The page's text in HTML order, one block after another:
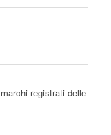
registrati delle